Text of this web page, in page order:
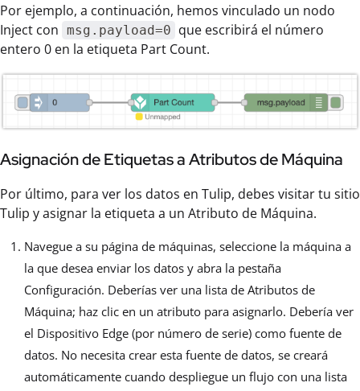
Por ejemplo, a continuación, hemos vinculado un nodo
Inject con msg.payload=0 que escribirá el número
entero 0 en la etiqueta Part Count.
Asignación de Etiquetas a Atributos de Máquina
Por último, para ver los datos en Tulip, debes visitar tu sitio
Tulip y asignar la etiqueta a un Atributo de Máquina.
Navegue a su página de máquinas, seleccione la máquina a
la que desea enviar los datos y abra la pestaña
Configuración. Deberías ver una lista de Atributos de
Máquina; haz clic en un atributo para asignarlo. Debería ver
el Dispositivo Edge (por número de serie) como fuente de
datos. No necesita crear esta fuente de datos, se creará
automáticamente cuando despliegue un flujo con una lista